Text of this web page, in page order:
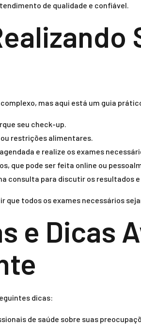
de qualidade e confiável.
mas aqui está um guia
seu check-up.
restrições alimentares.
e realize os exames
que pode ser feita online ou
consulta para discutir os resultados
que todos os exames necessários
e Dicas
dicas:
de saúde sobre suas